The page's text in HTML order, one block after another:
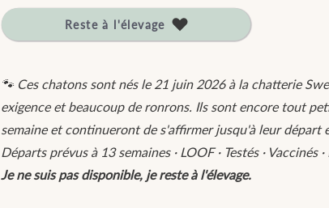
Reste à l'élevage
🐾 Ces chatons sont nés le 21 juin 2026 à la chatterie
exigence et beaucoup de ronrons. Ils sont encore tout
semaine et continueront de s'affirmer jusqu'à leur départ
Départs prévus à 13 semaines · LOOF · Testés · Vaccinés
Je ne suis pas disponible, je reste à l'élevage.